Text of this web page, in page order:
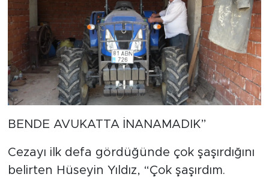
BENDE AVUKATTA İNANAMADIK”
Cezayı ilk defa gördüğünde çok şaşırdığını
belirten Hüseyin Yıldız, “Çok şaşırdım.